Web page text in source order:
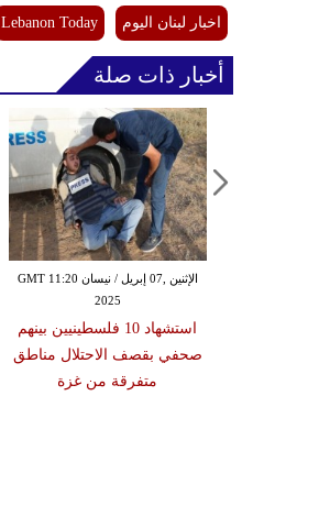
اخبار لبنان اليوم Lebanon Today
أخبار ذات صلة
الإثنين ,07 إبريل / نيسان GMT 11:20
2025
استشهاد 10 فلسطينيين بينهم
صحفي بقصف الاحتلال مناطق
متفرقة من غزة